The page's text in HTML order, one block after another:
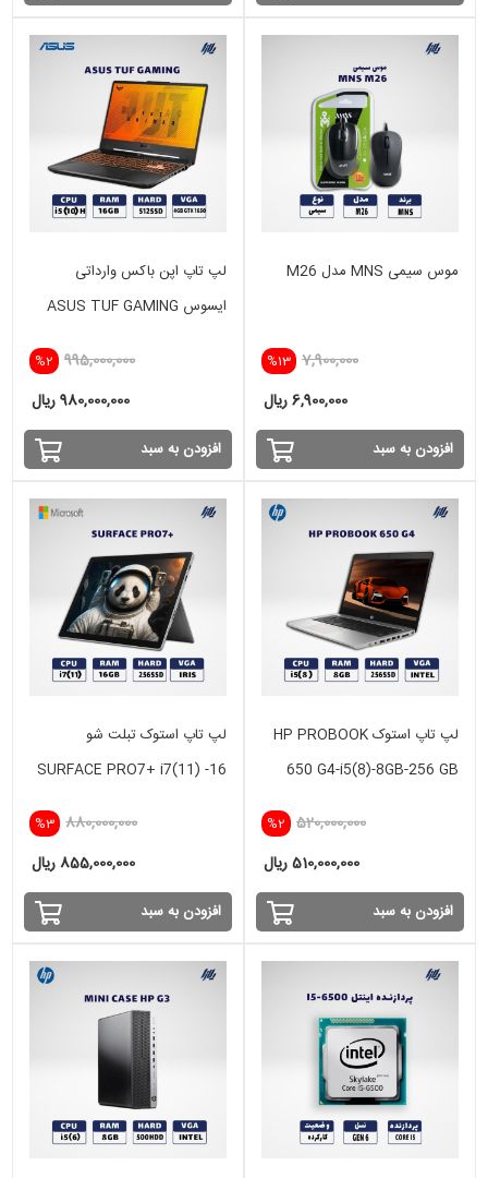
موس سیمی MNS مدل M26
%13 7,900,000
6,900,000 ریال
افزودن به سبد
لپ تاپ اپن باکس وارداتی
ایسوس ASUS TUF GAMING
%2 995,000,000
980,000,000 ریال
افزودن به سبد
لپ تاپ استوک HP PROBOOK
650 G4-i5(8)-8GB-256 GB
%2 520,000,000
510,000,000 ریال
افزودن به سبد
لپ تاپ استوک تبلت شو
SURFACE PRO7+ i7(11) -16
%3 880,000,000
855,000,000 ریال
افزودن به سبد